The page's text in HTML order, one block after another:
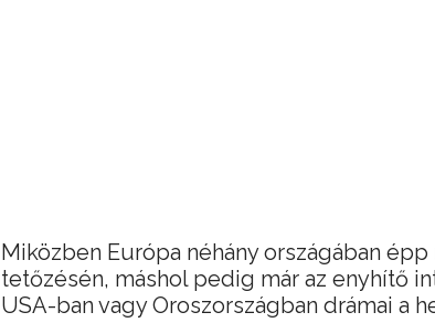
Miközben Európa néhány országában
tetőzésén, máshol pedig már az enyhítő
USA-ban vagy Oroszországban drámai a